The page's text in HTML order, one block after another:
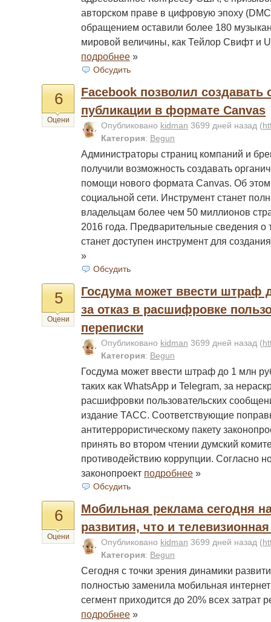
авторском праве в цифровую эпоху
обращением оставили более 180
мировой величины, как Тейлор Свифт и
подробнее »
Обсудить
6
Оцени
Facebook позволил создавать
публикации в формате Canvas
Опубликовано kidman 3699 дней назад (
Категория: Begun
Администраторы страниц компаний и
получили возможность создавать
помощи нового формата Canvas. Об
социальной сети. Инструмент станет
владельцам более чем 50 миллионов
2016 года. Предварительные сведения о
станет доступен инструмент для
»
Обсудить
5
Оцени
Госдума может ввести штраф
за отказ в расшифровке
переписки
Опубликовано kidman 3699 дней назад (
Категория: Begun
Госдума может ввести штраф до 1 млн
таких как WhatsApp и Telegram, за
расшифровки пользовательских
издание ТАСС. Соответствующие
антитеррористическому пакету
принять во втором чтении думский
противодействию коррупции. Согласно
законопроект подробнее »
Обсудить
6
Оцени
Мобильная реклама сегодня
развития, что и
Опубликовано kidman 3699 дней назад (
Категория: Begun
Сегодня с точки зрения динамики
полностью заменила мобильная
сегмент приходится до 20% всех
подробнее »